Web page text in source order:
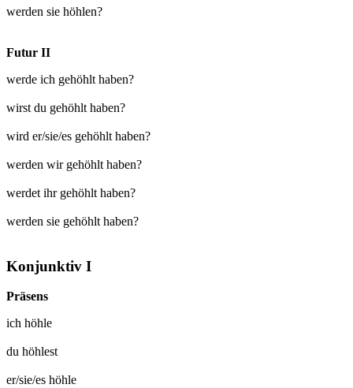
werden sie höhlen?
Futur II
werde ich gehöhlt haben?
wirst du gehöhlt haben?
wird er/sie/es gehöhlt haben?
werden wir gehöhlt haben?
werdet ihr gehöhlt haben?
werden sie gehöhlt haben?
Konjunktiv I
Präsens
ich höhle
du höhlest
er/sie/es höhle